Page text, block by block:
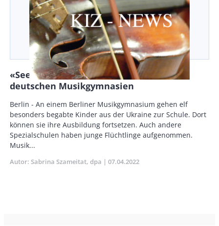
«Seelische Kraft»: Ukrainer lernen an
deutschen Musikgymnasien
Body
Berlin - An einem Berliner Musikgymnasium gehen elf
besonders begabte Kinder aus der Ukraine zur Schule. Dort
können sie ihre Ausbildung fortsetzen. Auch andere
Spezialschulen haben junge Flüchtlinge aufgenommen.
Musik...
Autor Sabrina Szameitat dpa Publikationsdatum
07.04.2022